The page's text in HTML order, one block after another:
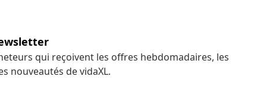
qui reçoivent les offres hebdomadaires, les
nouveautés de vidaXL.